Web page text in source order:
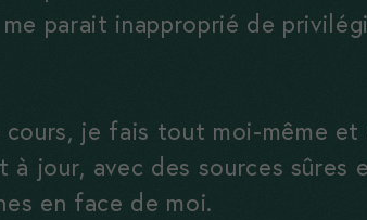
parait inapproprié de
je fais tout moi-même et
jour, avec des sources sûres
en face de moi.